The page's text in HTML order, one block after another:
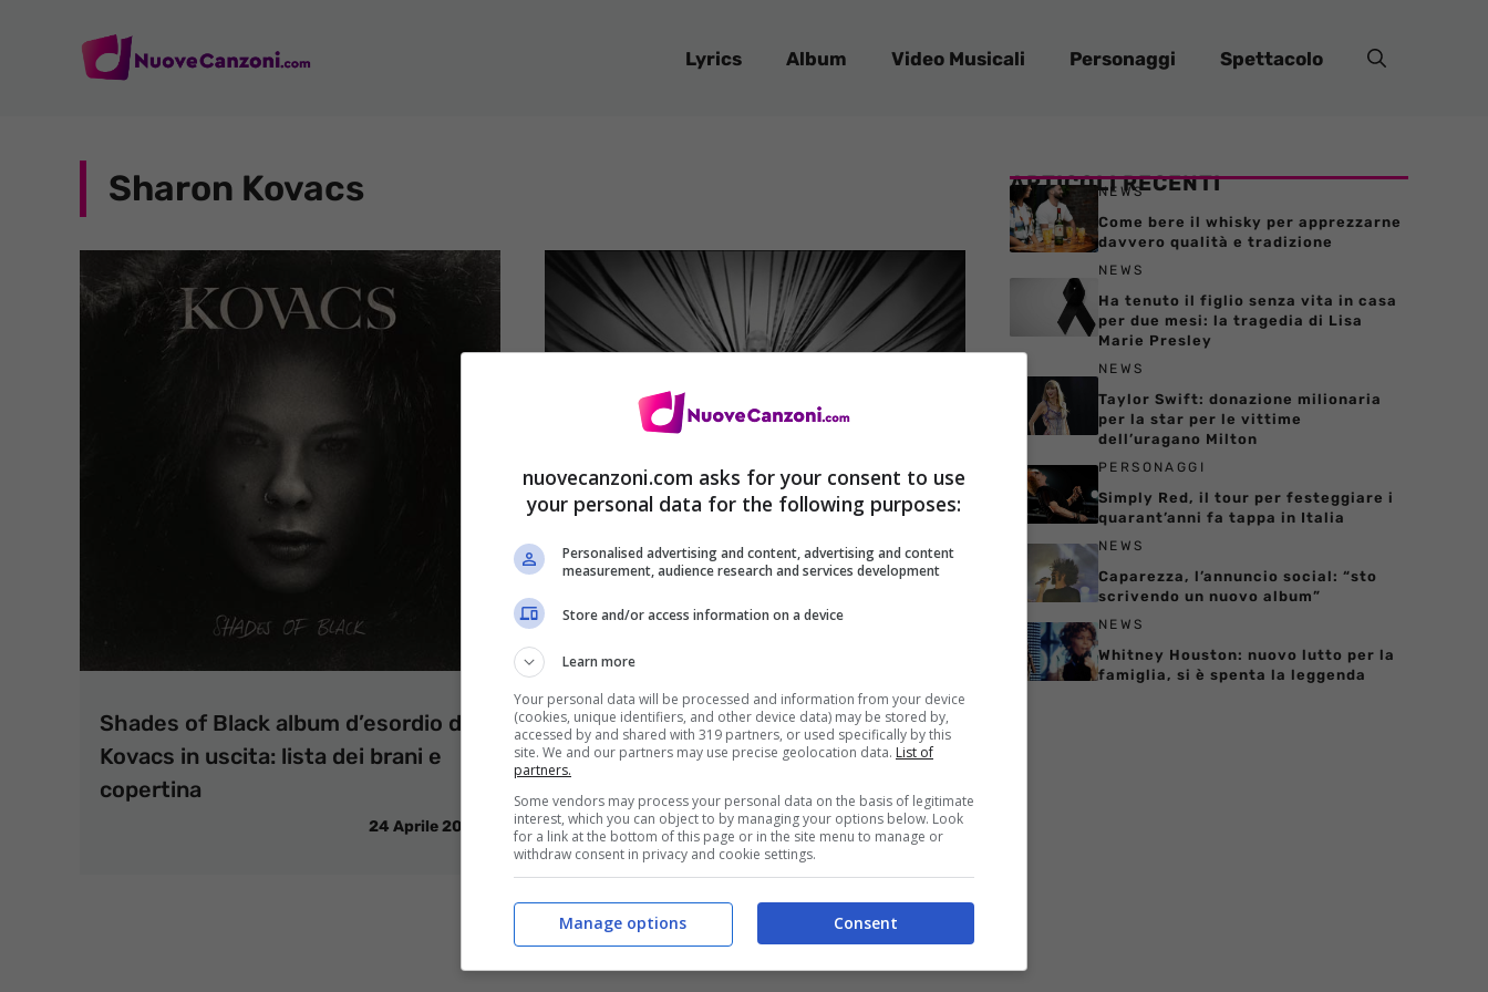
Lyrics Album Video Musicali Personaggi Spettacolo
Sharon Kovacs
Shades of Black album d’esordio di
Kovacs in uscita: lista dei brani e
copertina
24 Aprile 2015
video ufficiale, significato (spot
ARTICOLI RECENTI
NEWS
Come bere il whisky per apprezzarne
davvero qualità e tradizione
NEWS
Ha tenuto il figlio senza vita in casa
per due mesi: la tragedia di Lisa
Marie Presley
NEWS
Taylor Swift: donazione milionaria
per la star per le vittime
dell’uragano Milton
PERSONAGGI
Simply Red, il tour per festeggiare i
quarant’anni fa tappa in Italia
NEWS
Caparezza, l’annuncio social: “sto
scrivendo un nuovo album”
NEWS
Whitney Houston: nuovo lutto per la
famiglia, si è spenta la leggenda
nuovecanzoni.com asks for your consent to use
your personal data for the following purposes:
Personalised advertising and content, advertising and content
measurement, audience research and services development
Store and/or access information on a device
Learn more
Your personal data will be processed and information from your device
(cookies, unique identifiers, and other device data) may be stored by,
accessed by and shared with 319 partners, or used specifically by this
site. We and our partners may use precise geolocation data. List of
partners.
Some vendors may process your personal data on the basis of legitimate
interest, which you can object to by managing your options below. Look
for a link at the bottom of this page or in the site menu to manage or
withdraw consent in privacy and cookie settings.
Consent
Manage options